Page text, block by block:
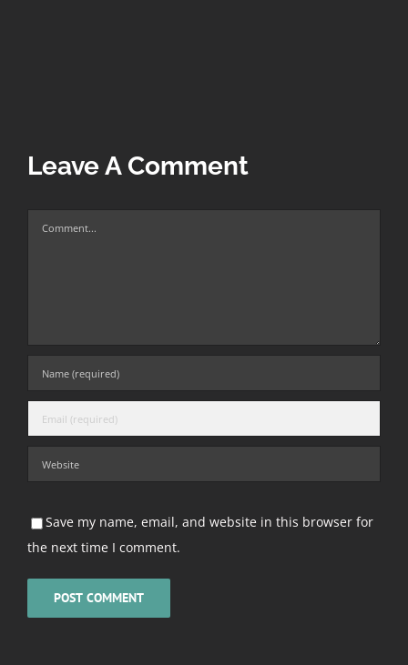
Leave A Comment
Comment
Save my name, email, and website in this browser for
the next time I comment.